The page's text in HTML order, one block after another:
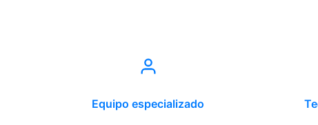
Equipo especializado